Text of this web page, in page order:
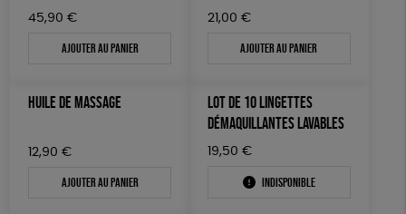
45,90 €
Ajouter au panier
21,00 €
Ajouter au panier
HUILE DE MASSAGE
12,90 €
Ajouter au panier
LOT DE 10 LINGETTES
DÉMAQUILLANTES LAVABLES
19,50 €
Indisponible